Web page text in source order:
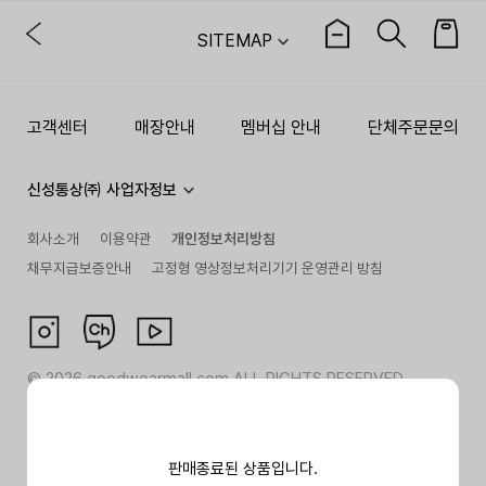
판매종료된 상품입니다.
SITEMAP
고객센터 매장안내 멤버십 안내 단체주문문의
신성통상㈜ 사업자정보
회사소개 이용약관
개인정보처리방침
채무지급보증안내
고정형 영상정보처리기기 운영관리 방침
©2026goodwearmall.com ALL RIGHTS RESERVED